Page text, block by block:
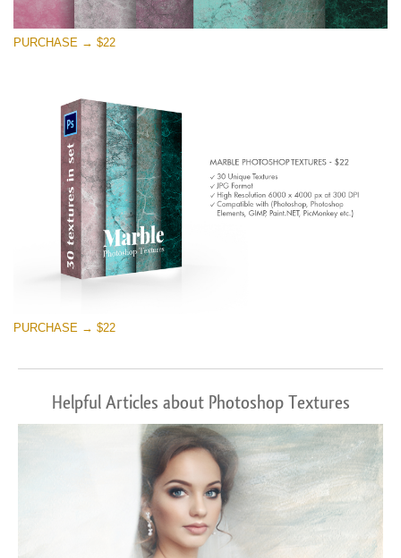
Download Grátis
PURCHASE → $22
PURCHASE → $22
Helpful Articles about Photoshop Textures